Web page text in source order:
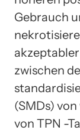
Gebrauch
zwischen
(SMDs)
von TPN -